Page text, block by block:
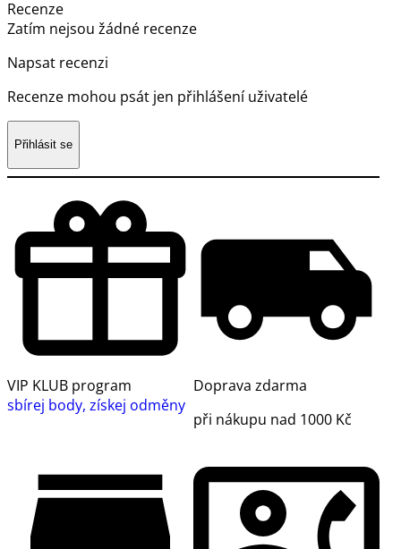
Recenze
Zatím nejsou žádné recenze
Napsat recenzi
Recenze mohou psát jen přihlášení uživatelé
Přihlásit se
VIP KLUB program
sbírej body, získej odměny
Doprava zdarma
při nákupu nad 1000 Kč